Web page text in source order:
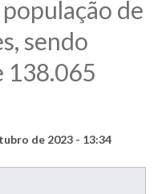
de
sendo
138.065
de 2023 - 13:34